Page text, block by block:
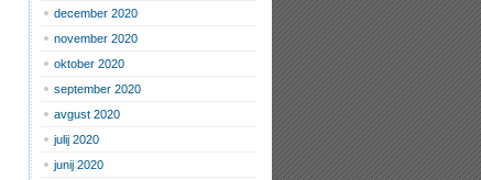
december 2020
november 2020
oktober 2020
september 2020
avgust 2020
julij 2020
junij 2020